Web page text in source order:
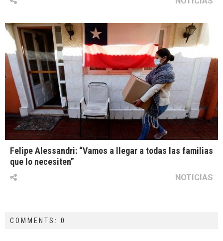
Felipe Alessandri: “Vamos a llegar a todas las familias
que lo necesiten”
NOTICIAS
COMMENTS: 0